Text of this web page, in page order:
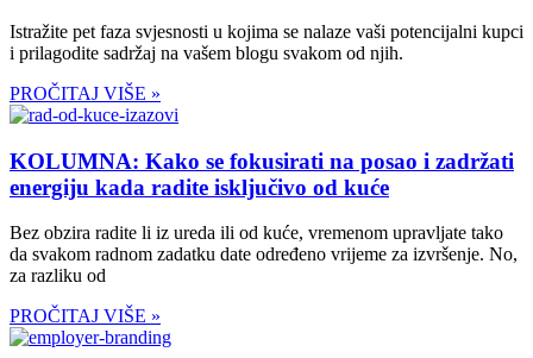
Istražite pet faza svjesnosti u kojima se nalaze vaši potencijalni kupci
i prilagodite sadržaj na vašem blogu svakom od njih.
PROČITAJ VIŠE »
KOLUMNA: Kako se fokusirati na posao i zadržati
energiju kada radite isključivo od kuće
Bez obzira radite li iz ureda ili od kuće, vremenom upravljate tako
da svakom radnom zadatku date određeno vrijeme za izvršenje. No,
za razliku od
PROČITAJ VIŠE »